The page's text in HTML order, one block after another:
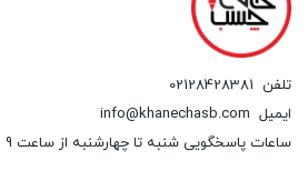
تلفن 02128428381
ایمیل info@khanechasb.com
ساعات پاسخگویی شنبه تا چهارشنبه از ساعت 9 الی 19 و پنج شنبه از 9 الی 14